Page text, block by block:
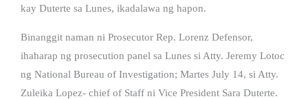
kay Duterte sa Lunes, ikadalawa ng hapon.
Binanggit naman ni Prosecutor Rep. Lorenz Defensor,
ihaharap ng prosecution panel sa Lunes si Atty. Jeremy Lotoc
ng National Bureau of Investigation; Martes July 14, si Atty.
Zuleika Lopez- chief of Staff ni Vice President Sara Duterte.